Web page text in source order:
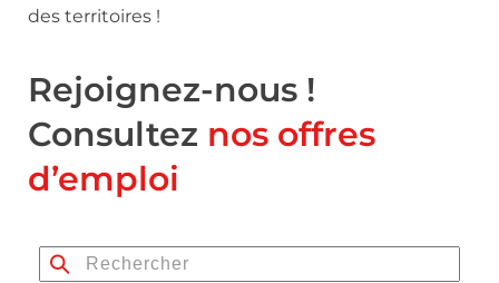
des territoires !
Rejoignez-nous !
Consultez nos offres
d’emploi